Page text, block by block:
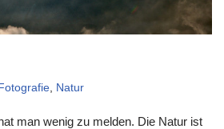
Natur
man wenig zu melden. Die Natur ist